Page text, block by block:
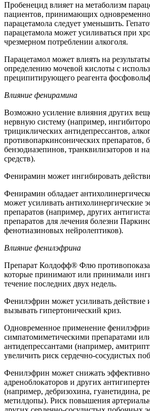
Пробенецид влияет на метаболизм
пациентов, принимающих
парацетамола следует уменьшить.
парацетамола может усиливаться при
чрезмерном потреблении алкоголя.
Парацетамол может влиять на
определению мочевой кислоты с
преципитирующего реагента
Влияние фенирамина
Возможно усиление влияния других
нервную систему (например,
трициклических антидепрессантов,
противопаркинсонических препаратов,
бензодиазепинов, транквилизаторов и
средств).
Фенирамин может ингибировать
Фенирамин обладает
может усиливать антихолинергические
препаратов (например, других
препаратов для лечения болезни
фенотиазиновых нейролептиков).
Влияние фенилэфрина
Препарат Колдофф® Флю
которые принимают или принимали
течение последних двух недель.
Фенилэфрин может усиливать
вызывать гипертонический криз.
Одновременное применение
симпатомиметическими препаратами
антидепрессантами (например,
увеличить риск сердечно-сосудистых
Фенилэфрин может снижать
адреноблокаторов и других
(например, дебризохина, гуанетидина,
метилдопы). Риск повышения